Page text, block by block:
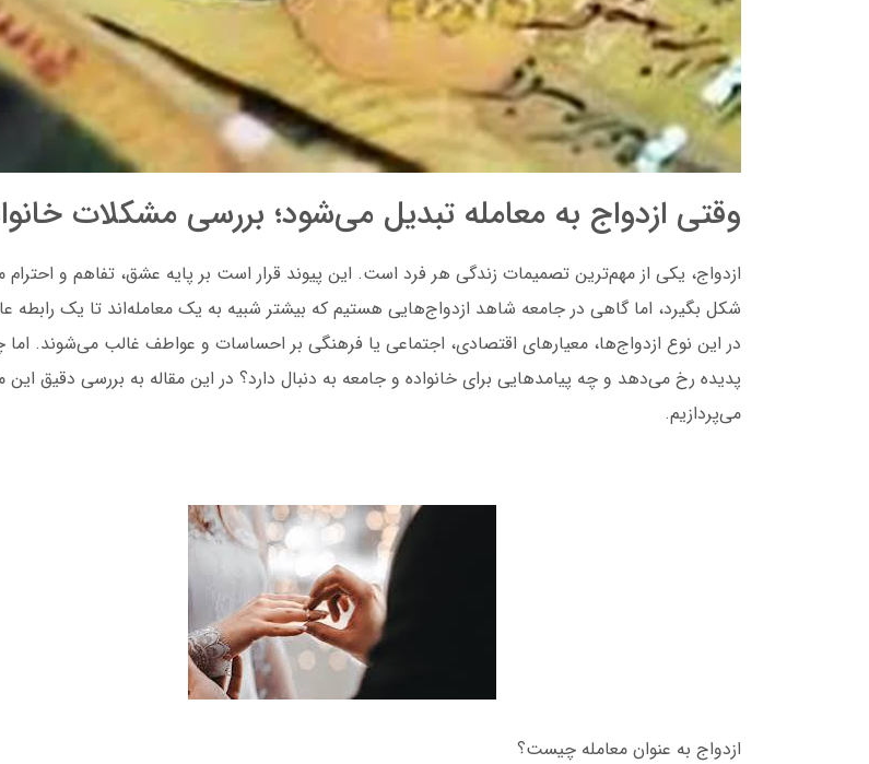
وقتی ازدواج به معامله تبدیل می‌شود؛ بررسی مشکلات
ازدواج، یکی از مهم‌ترین تصمیمات زندگی هر فرد است. این پیوند قرار است بر پایه عشق، تفاهم و احترام
شکل بگیرد، اما گاهی در جامعه شاهد ازدواج‌هایی هستیم که بیشتر شبیه به یک معامله‌اند تا یک رابطه
در این نوع ازدواج‌ها، معیارهای اقتصادی، اجتماعی یا فرهنگی بر احساسات و عواطف غالب می‌شوند. اما
پدیده رخ می‌دهد و چه پیامدهایی برای خانواده و جامعه به دنبال دارد؟ در این مقاله به بررسی دقیق این
می‌پردازیم.
ازدواج به عنوان معامله چیست؟